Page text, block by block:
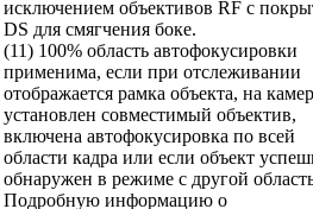
исключением объективов RF с
DS для смягчения боке.
(11) 100% область автофокусировки
применима, если при отслеживании
отображается рамка объекта, на
установлен совместимый объектив,
включена автофокусировка по всей
области кадра или если объект
обнаружен в режиме с другой
Подробную информацию о